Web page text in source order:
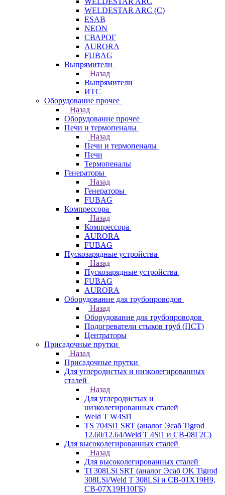
WELDESTAR ARC (С)
ESAB
NEON
СВАРОГ
AURORA
FUBAG
Выпрямители
Назад
Выпрямители
ИТС
Оборудование прочее
Назад
Оборудование прочее
Печи и термопеналы
Назад
Печи и термопеналы
Печи
Термопеналы
Генераторы
Назад
Генераторы
FUBAG
Компрессора
Назад
Компрессора
AURORA
FUBAG
Пускозарядные устройства
Назад
Пускозарядные устройства
FUBAG
AURORA
Оборудование для трубопроводов
Назад
Оборудование для трубопроводов
Подогреватели стыков труб (ПСТ)
Центраторы
Присадочные прутки
Назад
Присадочные прутки
Для углеродистых и низколегированных
сталей
Назад
Для углеродистых и
низколегированных сталей
Weld T W4Si1
TS 704Si1 SRT (аналог Эсаб Tigrod
12.60/12.64/Weld T 4Si1 и СВ-08Г2С)
Для высоколегированных сталей
Назад
Для высоколегированных сталей
TI 308LSi SRT (аналог Эсаб OK Tigrod
308LSi/Weld T 308LSi и СВ-01Х19Н9,
СВ-07Х19Н10ГБ)